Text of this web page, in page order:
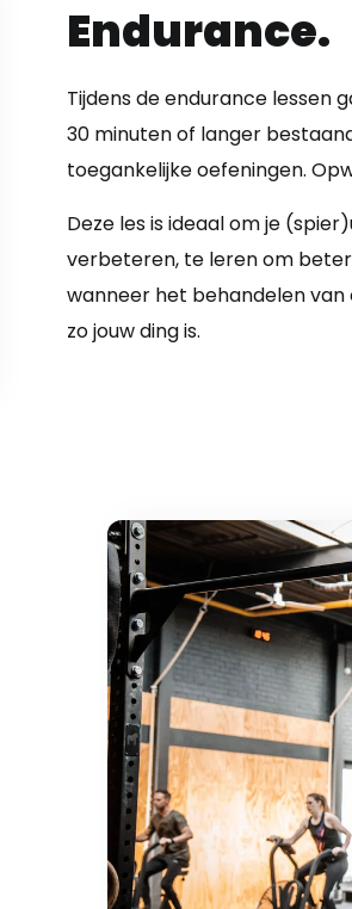
Endurance.
Tijdens de endurance lessen
30 minuten of langer
toegankelijke oefeningen.
Deze les is ideaal om je
verbeteren, te leren om
wanneer het behandelen
zo jouw ding is.